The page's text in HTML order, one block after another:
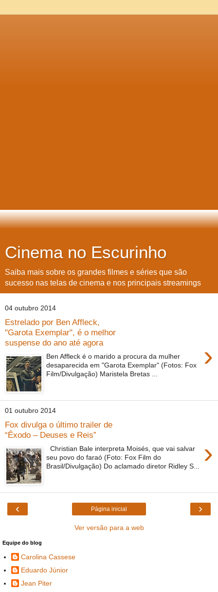
Cinema no Escurinho
Saiba mais sobre os grandes filmes e séries que são
sucesso nas telas de cinema e nos principais streamings
04 outubro 2014
Estrelado por Ben Affleck,
"Garota Exemplar", é o melhor
suspense do ano até agora
›
Ben Affleck é o marido a procura da mulher
desaparecida em "Garota Exemplar" (Fotos: Fox
Film/Divulgação) Maristela Bretas ...
01 outubro 2014
Fox divulga o último trailer de
“Êxodo – Deuses e Reis”
›
Christian Bale interpreta Moisés, que vai salvar
seu povo do faraó (Foto: Fox Film do
Brasil/Divulgação) Do aclamado diretor Ridley S...
‹ ›
Página inicial
Ver versão para a web
Equipe do blog
Carolina Cassese
Eduardo Júnior
Jean Piter